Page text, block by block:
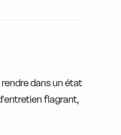
dans un état
flagrant,